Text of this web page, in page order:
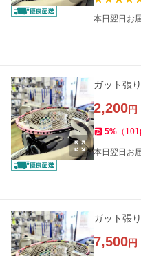
本日翌日お
ガット張
2,200円
5% （ 101
本日翌日お
ガット張
7,500円